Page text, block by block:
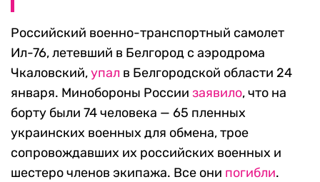
Российский военно-транспортный самолет
Ил-76, летевший в Белгород с аэродрома
Чкаловский,упал в Белгородской области 24
января. Минобороны России заявило, что на
борту были 74 человека — 65 пленных
украинских военных для обмена, трое
сопровождавших их российских военных и
шестеро членов экипажа. Все они погибли.